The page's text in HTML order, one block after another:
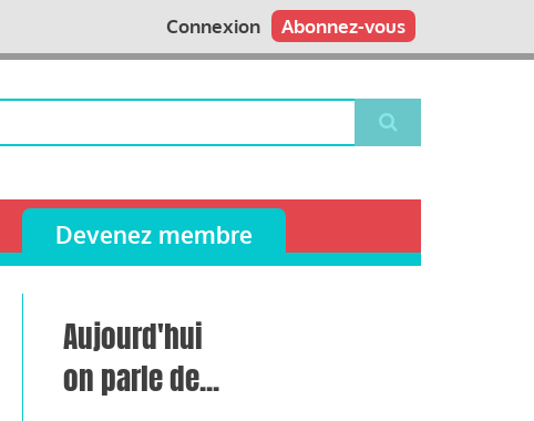
Abonnez-vous
Connexion
Devenez membre
Aujourd'hui
on parle de...